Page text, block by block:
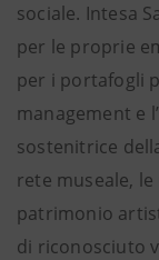
sociale. Intesa
per le proprie
per i portafogli
management e
sostenitrice
rete museale, le
patrimonio
di riconosciuto